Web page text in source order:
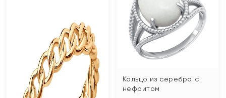
Кольцо из серебра с
нефритом